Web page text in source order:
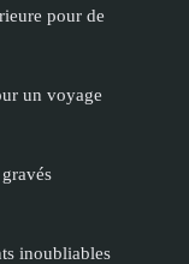
pour de
un voyage
inoubliables